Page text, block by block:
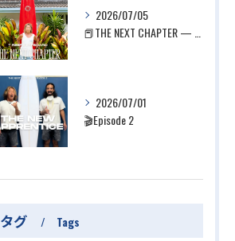
2026/07/05
📕THE NEXT CHAPTER — Part 2
2026/07/01
🎬Episode 2
タグ Tags